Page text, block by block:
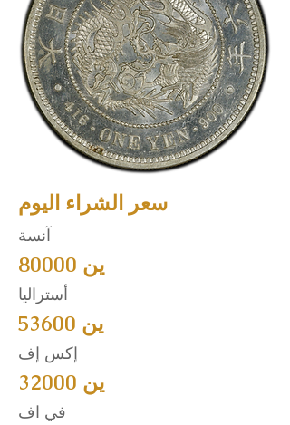
سعر الشراء اليوم
آنسة
80000 ين
أستراليا
53600 ين
إكس إف
32000 ين
في اف